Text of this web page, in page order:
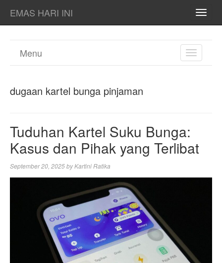
EMAS HARI INI
TOGGLE
Menu
dugaan kartel bunga pinjaman
Tuduhan Kartel Suku Bunga:
Kasus dan Pihak yang Terlibat
September 20, 2025byKartini Ratika